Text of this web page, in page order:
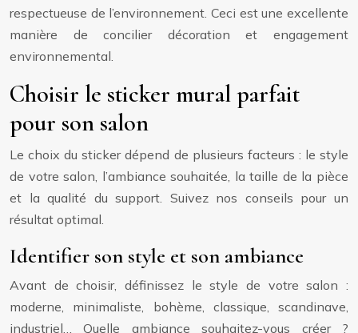
respectueuse de l’environnement. Ceci est une excellente
manière de concilier décoration et engagement
environnemental.
Choisir le sticker mural parfait
pour son salon
Le choix du sticker dépend de plusieurs facteurs : le style
de votre salon, l’ambiance souhaitée, la taille de la pièce
et la qualité du support. Suivez nos conseils pour un
résultat optimal.
Identifier son style et son ambiance
Avant de choisir, définissez le style de votre salon :
moderne, minimaliste, bohème, classique, scandinave,
industriel… Quelle ambiance souhaitez-vous créer ?